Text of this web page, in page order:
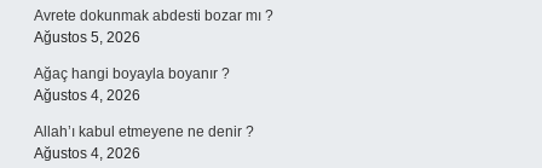
Avrete dokunmak abdesti bozar mı ?
Ağustos 5, 2026
Ağaç hangi boyayla boyanır ?
Ağustos 4, 2026
Allah’ı kabul etmeyene ne denir ?
Ağustos 4, 2026